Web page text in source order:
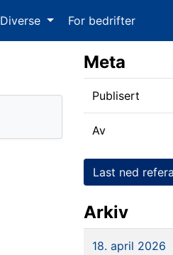
Diverse For bedrifter
Meta
Publisert
Av
Last ned
Arkiv
18. april 2026